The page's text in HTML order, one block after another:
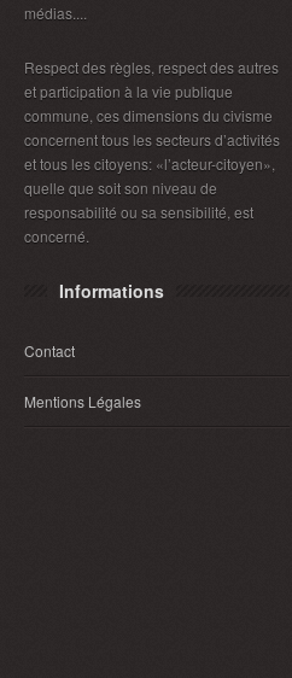
médias....
Respect des règles, respect des autres
et participation à la vie publique
commune, ces dimensions du civisme
concernent tous les secteurs d’activités
et tous les citoyens: «l’acteur-citoyen»,
quelle que soit son niveau de
responsabilité ou sa sensibilité, est
concerné.
Informations
Contact
Mentions Légales